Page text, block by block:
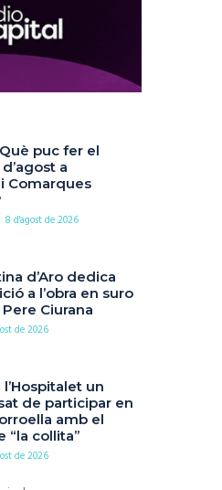
puc fer el
a
i Comarques
8 d'agost de 2026
d’Aro dedica
a l’obra en suro
Pere Ciurana
de 2026
un
de participar en
amb el
“la collita”
de 2026